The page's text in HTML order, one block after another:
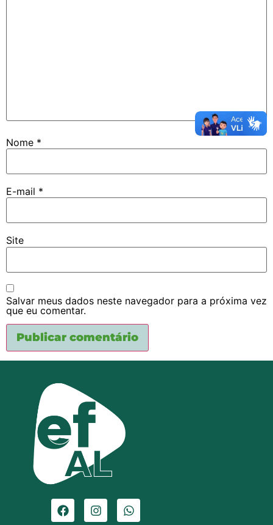
Nome *
E-mail *
Site
Salvar meus dados neste navegador para a próxima vez
que eu comentar.